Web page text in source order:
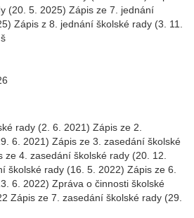
(20. 5. 2025) Zápis ze 7. jednání
Zápis z 8. jednání školské rady (3. 11.
rady (2. 6. 2021) Zápis ze 2.
6. 2021) Zápis ze 3. zasedání školské
4. zasedání školské rady (20. 12.
školské rady (16. 5. 2022) Zápis ze 6.
6. 2022) Zpráva o činnosti školské
Zápis ze 7. zasedání školské rady (29.